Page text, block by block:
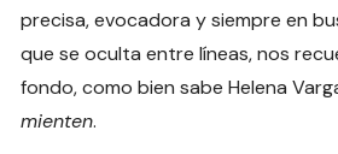
precisa, evocadora y siempre en
que se oculta entre líneas, nos
fondo, como bien sabe Helena
mienten.